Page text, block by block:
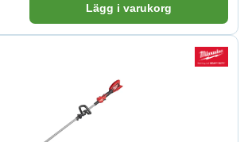
Lägg i varukorg